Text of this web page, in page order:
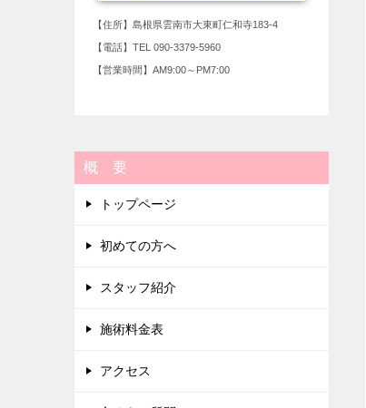
【住所】島根県雲南市大東町仁和寺183-4
【電話】TEL 090-3379-5960
【営業時間】AM9:00～PM7:00
概 要
トップページ
初めての方へ
スタッフ紹介
施術料金表
アクセス